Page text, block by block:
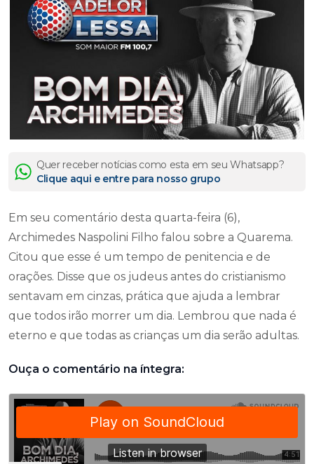
Quer receber notícias como esta em seu Whatsapp?
Clique aqui e entre para nosso grupo
Em seu comentário desta quarta-feira (6),
Archimedes Naspolini Filho falou sobre a Quarema.
Citou que esse é um tempo de penitencia e de
orações. Disse que os judeus antes do cristianismo
sentavam em cinzas, prática que ajuda a lembrar
que todos irão morrer um dia. Lembrou que nada é
eterno e que todas as crianças um dia serão adultas.
Ouça o comentário na íntegra: